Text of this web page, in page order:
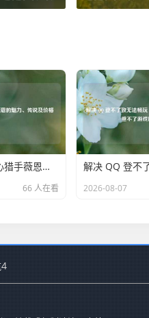
英雄联盟觅心猎手薇恩的魅力、传说及价格
66 人在看 2026-08-07